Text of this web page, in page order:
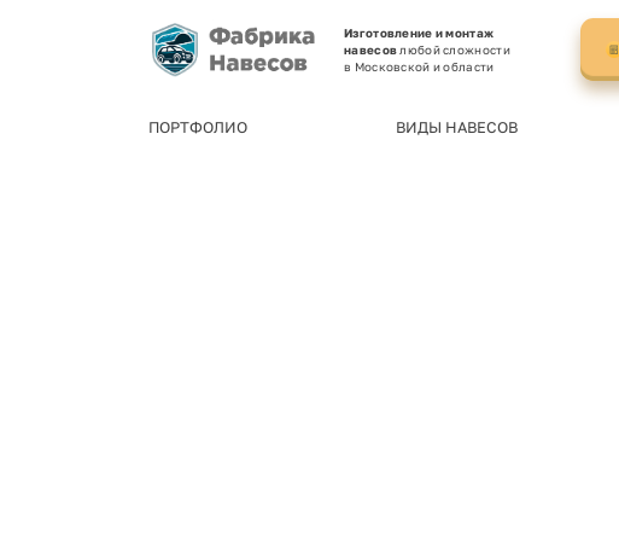
Изготовление и монтаж
навесов любой сложности
в Московской и области
ПОРТФОЛИО ВИДЫ НАВЕСОВ